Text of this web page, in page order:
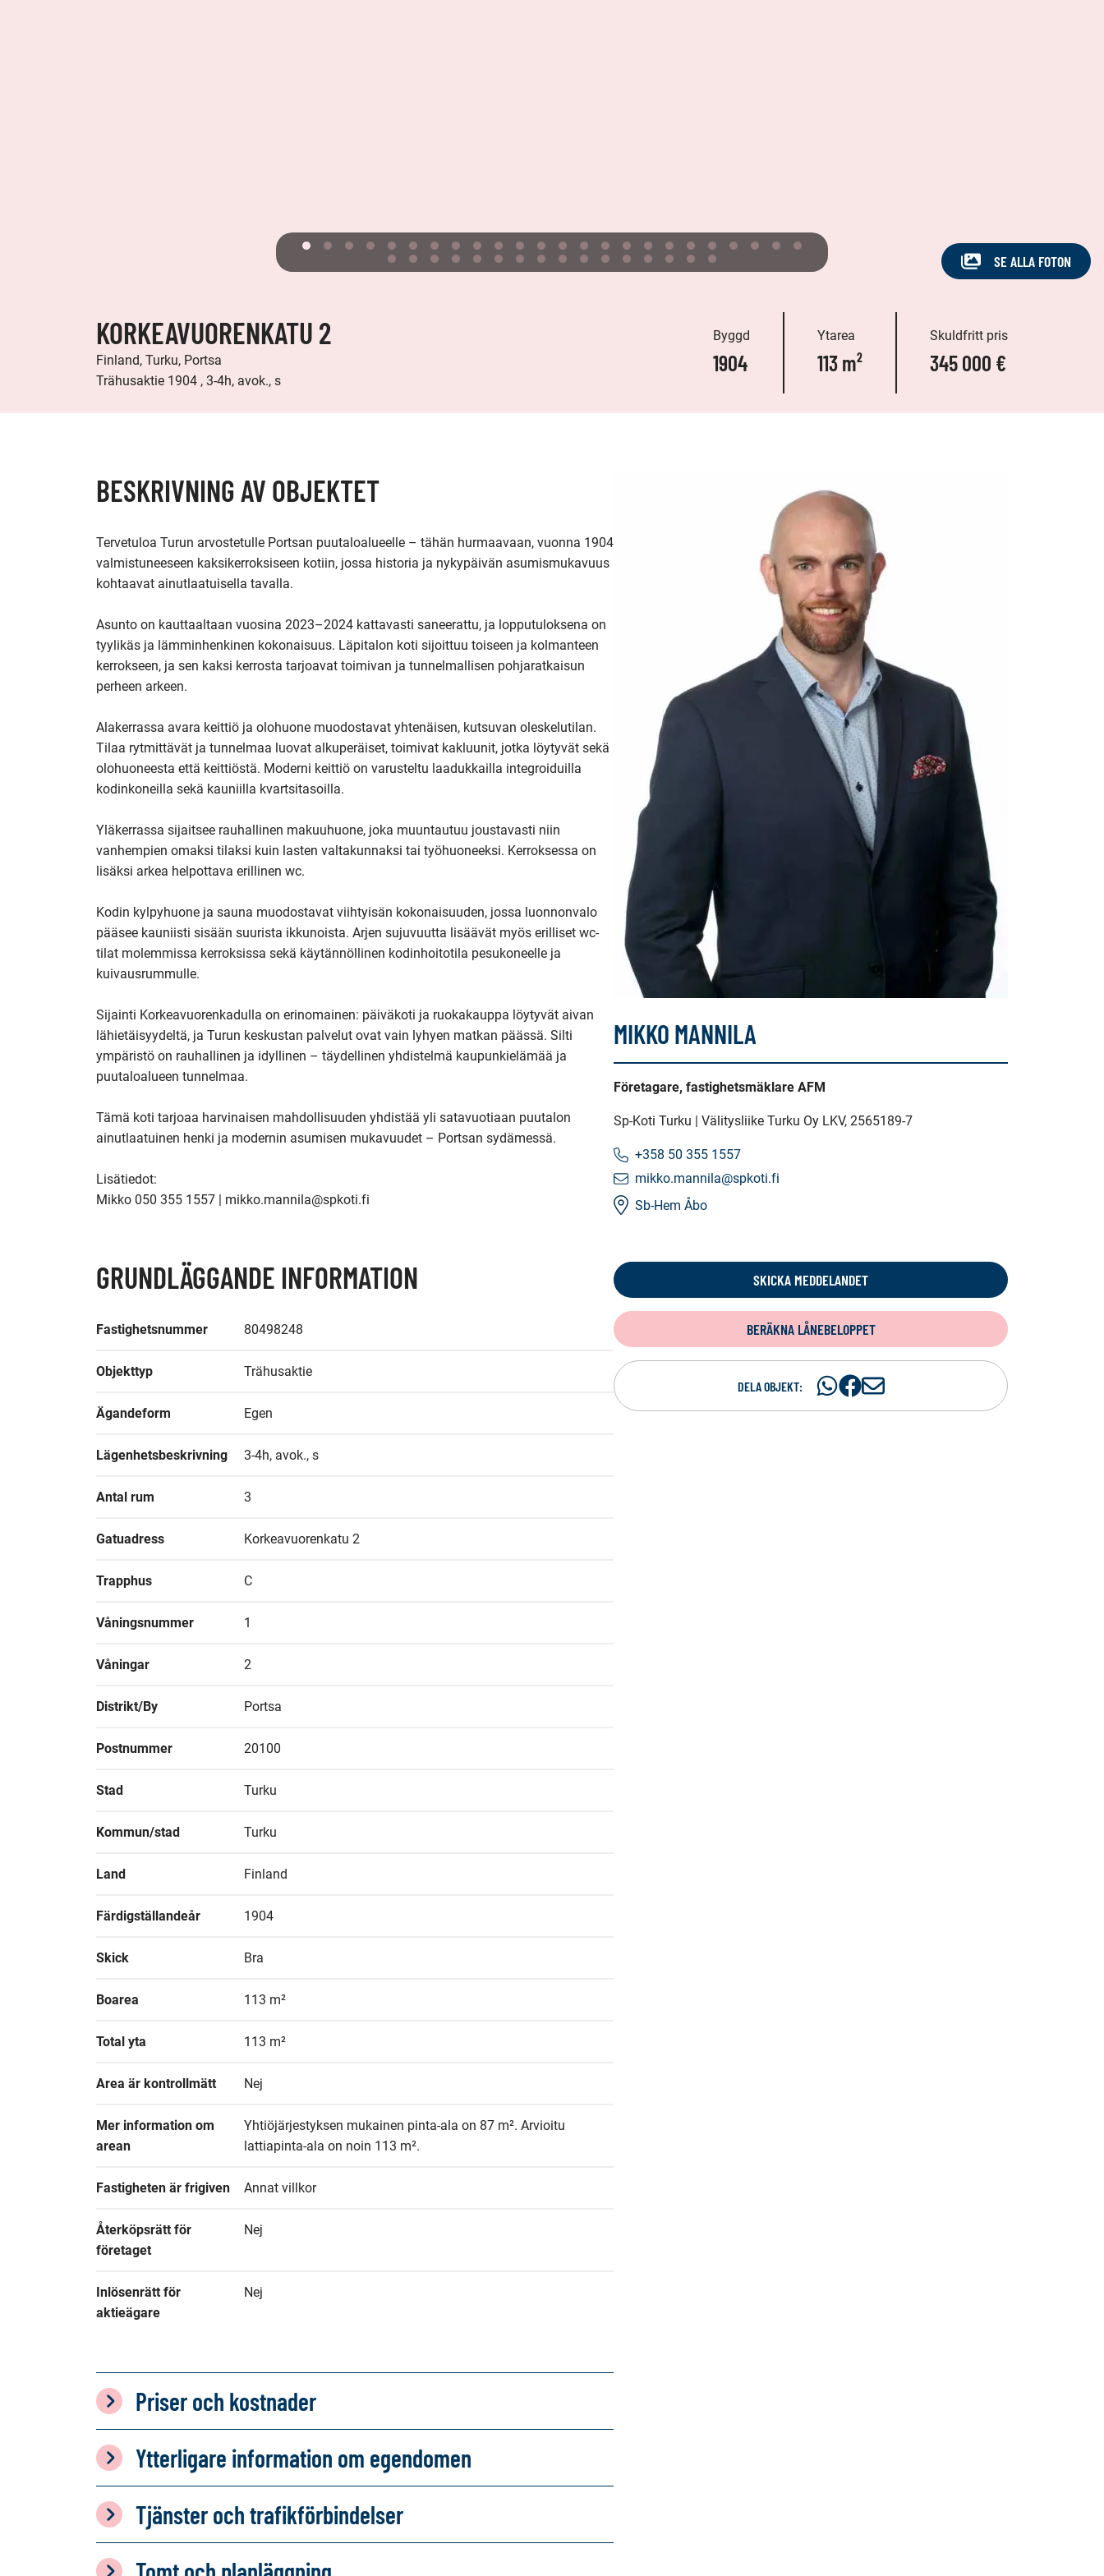
SE ALLA FOTON
KORKEAVUORENKATU 2
Finland, Turku, Portsa
Trähusaktie 1904 , 3-4h, avok., s
Byggd
1904
Ytarea
113 m²
Skuldfritt pris
345 000 €
BESKRIVNING AV OBJEKTET
Tervetuloa Turun arvostetulle Portsan puutaloalueelle – tähän hurmaavaan, vuonna 1904
valmistuneeseen kaksikerroksiseen kotiin, jossa historia ja nykypäivän asumismukavuus
kohtaavat ainutlaatuisella tavalla.
Asunto on kauttaaltaan vuosina 2023–2024 kattavasti saneerattu, ja lopputuloksena on
tyylikäs ja lämminhenkinen kokonaisuus. Läpitalon koti sijoittuu toiseen ja kolmanteen
kerrokseen, ja sen kaksi kerrosta tarjoavat toimivan ja tunnelmallisen pohjaratkaisun
perheen arkeen.
Alakerrassa avara keittiö ja olohuone muodostavat yhtenäisen, kutsuvan oleskelutilan.
Tilaa rytmittävät ja tunnelmaa luovat alkuperäiset, toimivat kakluunit, jotka löytyvät sekä
olohuoneesta että keittiöstä. Moderni keittiö on varusteltu laadukkailla integroiduilla
kodinkoneilla sekä kauniilla kvartsitasoilla.
Yläkerrassa sijaitsee rauhallinen makuuhuone, joka muuntautuu joustavasti niin
vanhempien omaksi tilaksi kuin lasten valtakunnaksi tai työhuoneeksi. Kerroksessa on
lisäksi arkea helpottava erillinen wc.
Kodin kylpyhuone ja sauna muodostavat viihtyisän kokonaisuuden, jossa luonnonvalo
pääsee kauniisti sisään suurista ikkunoista. Arjen sujuvuutta lisäävät myös erilliset wc-
tilat molemmissa kerroksissa sekä käytännöllinen kodinhoitotila pesukoneelle ja
kuivausrummulle.
Sijainti Korkeavuorenkadulla on erinomainen: päiväkoti ja ruokakauppa löytyvät aivan
lähietäisyydeltä, ja Turun keskustan palvelut ovat vain lyhyen matkan päässä. Silti
ympäristö on rauhallinen ja idyllinen – täydellinen yhdistelmä kaupunkielämää ja
puutaloalueen tunnelmaa.
Tämä koti tarjoaa harvinaisen mahdollisuuden yhdistää yli satavuotiaan puutalon
ainutlaatuinen henki ja modernin asumisen mukavuudet – Portsan sydämessä.
Lisätiedot:
Mikko 050 355 1557 | mikko.mannila@spkoti.fi
GRUNDLÄGGANDE INFORMATION
Fastighetsnummer 80498248
Objekttyp Trähusaktie
Ägandeform Egen
Lägenhetsbeskrivning 3-4h, avok., s
Antal rum 3
Gatuadress Korkeavuorenkatu 2
Trapphus C
Våningsnummer 1
Våningar 2
Distrikt/By Portsa
Postnummer 20100
Stad Turku
Kommun/stad Turku
Land Finland
Färdigställandeår 1904
Skick Bra
Boarea 113 m²
Total yta 113 m²
Area är kontrollmätt Nej
Mer information om
arean
Yhtiöjärjestyksen mukainen pinta-ala on 87 m². Arvioitu
lattiapinta-ala on noin 113 m².
Fastigheten är frigiven Annat villkor
Återköpsrätt för
företaget
Nej
Inlösenrätt för
aktieägare
Nej
Priser och kostnader
Ytterligare information om egendomen
Tjänster och trafikförbindelser
MIKKO MANNILA
Företagare, fastighetsmäklare AFM
Sp-Koti Turku | Välitysliike Turku Oy LKV, 2565189-7
+358 50 355 1557
mikko.mannila@spkoti.fi
Sb-Hem Åbo
SKICKA MEDDELANDET
BERÄKNA LÅNEBELOPPET
DELA OBJEKT:
DelaDelaD